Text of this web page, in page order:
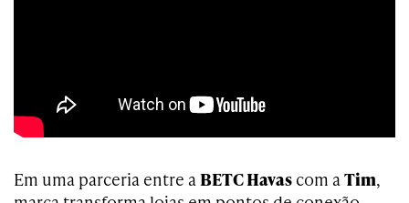
Em uma parceria entre aBETC Havas com aTim,